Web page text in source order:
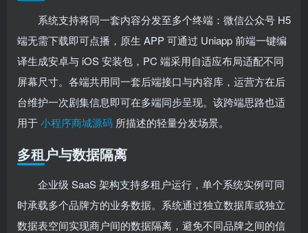
系统支持将同一套内容分发至多个终端：微信公众号 H5
端无需下载即可点播，原生 APP 可通过 Uniapp 前端一键编
译生成安卓与 iOS 安装包，PC 端采用自适应布局适配不同
屏幕尺寸。各端共用同一套后端接口与内容库，运营方在后
台维护一次剧集信息即可在多端同步呈现。该跨端思路也适
用于小程序商城源码 所描述的轻量分发场景。
多租户与数据隔离
企业级 SaaS 架构支持多租户运行，单个系统实例可同
时承载多个品牌方的业务数据。系统通过独立数据库或独立
数据表空间实现商户间的数据隔离，避免不同品牌之间的信